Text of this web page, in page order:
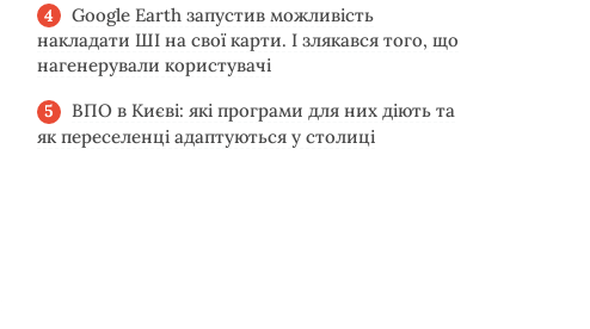
Google Earth запустив можливість
накладати ШІ на свої карти. І злякався того, що
нагенерували користувачі
ВПО в Києві: які програми для них діють та
як переселенці адаптуються у столиці